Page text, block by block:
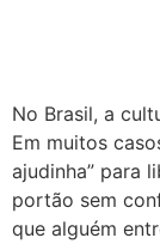
No Brasil, a
Em muitos
ajudinha” para
portão sem
que alguém